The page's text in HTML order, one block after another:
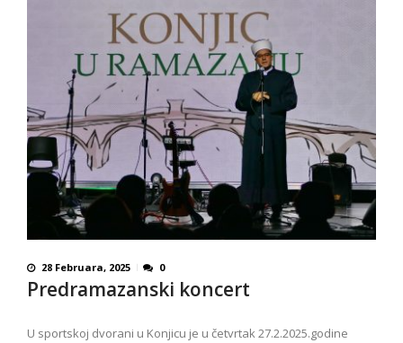
28 Februara, 2025 0
Predramazanski koncert
U sportskoj dvorani u Konjicu je u četvrtak 27.2.2025.godine